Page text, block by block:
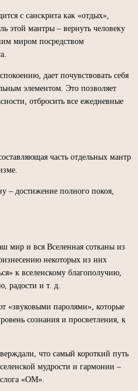
с санскрита как «отдых»,
этой мантры – вернуть человеку
миром посредством
дает почувствовать себя
элементом. Это позволяет
отбросить все ежедневные
часть отдельных мантр
– достижение полного покоя,
мир и вся Вселенная сотканы из
некоторых из них
к вселенскому благополучию,
радости и т. д.
«звуковыми паролями», которые
сознания и просветления, к
что самый короткий путь
мудрости и гармонии –
«ОМ».